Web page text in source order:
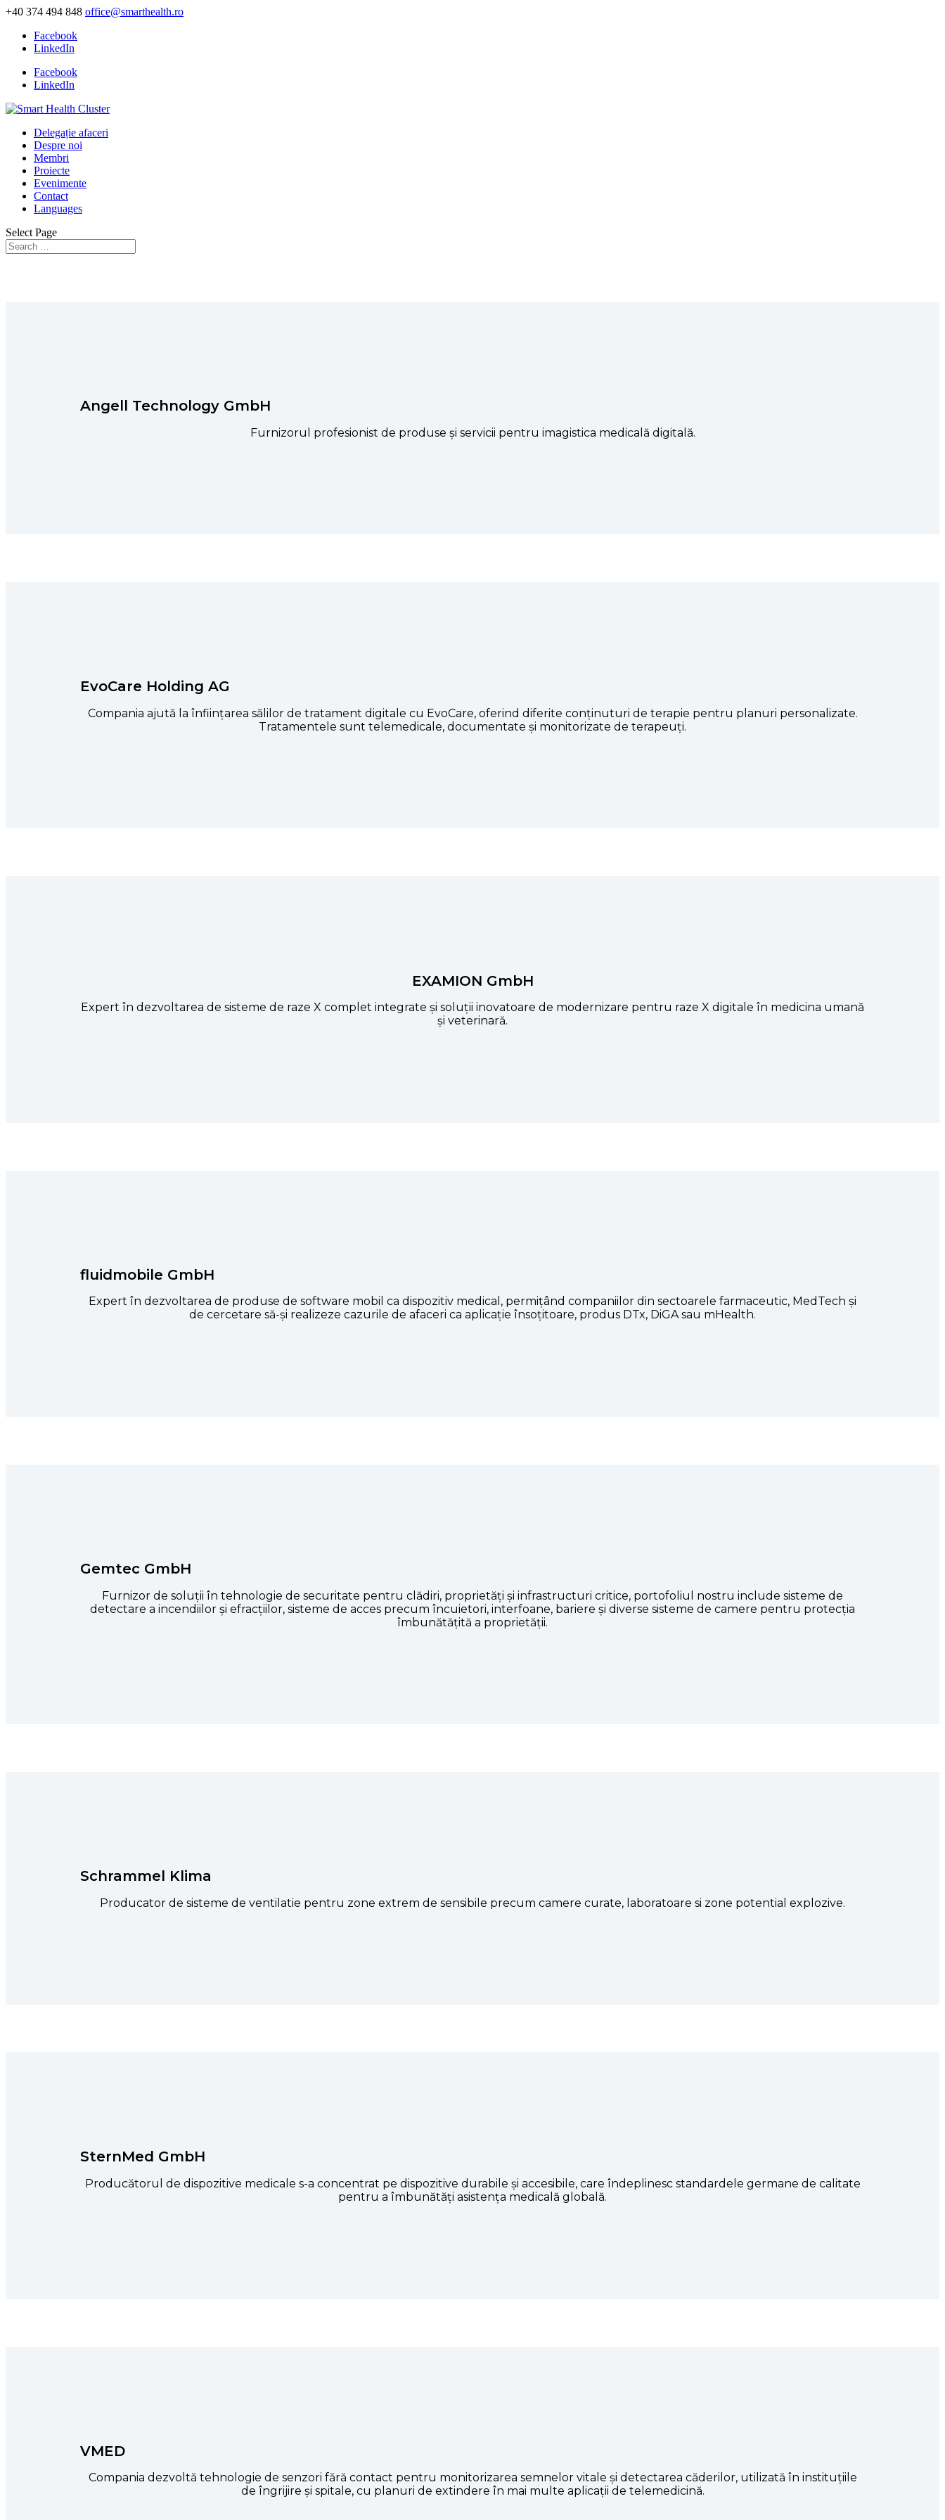
+40 374 494 848 office@smarthealth.ro
Facebook
LinkedIn
Facebook
LinkedIn
Delegație afaceri
Despre noi
Membri
Proiecte
Evenimente
Contact
Languages
Select Page
Angell Technology GmbH
Furnizorul profesionist de produse și servicii pentru imagistica medicală digitală.
EvoCare Holding AG
Compania ajută la înființarea sălilor de tratament digitale cu EvoCare, oferind diferite conținuturi de terapie pentru planuri personalizate.
Tratamentele sunt telemedicale, documentate și monitorizate de terapeuți.
EXAMION GmbH
Expert în dezvoltarea de sisteme de raze X complet integrate și soluții inovatoare de modernizare pentru raze X digitale în medicina umană
și veterinară.
fluidmobile GmbH
Expert în dezvoltarea de produse de software mobil ca dispozitiv medical, permițând companiilor din sectoarele farmaceutic, MedTech și
de cercetare să-și realizeze cazurile de afaceri ca aplicație însoțitoare, produs DTx, DiGA sau mHealth.
Gemtec GmbH
Furnizor de soluții în tehnologie de securitate pentru clădiri, proprietăți și infrastructuri critice, portofoliul nostru include sisteme de
detectare a incendiilor și efracțiilor, sisteme de acces precum încuietori, interfoane, bariere și diverse sisteme de camere pentru protecția
îmbunătățită a proprietății.
Schrammel Klima
Producator de sisteme de ventilatie pentru zone extrem de sensibile precum camere curate, laboratoare si zone potential explozive.
SternMed GmbH
Producătorul de dispozitive medicale s-a concentrat pe dispozitive durabile și accesibile, care îndeplinesc standardele germane de calitate
pentru a îmbunătăți asistența medicală globală.
VMED
Compania dezvoltă tehnologie de senzori fără contact pentru monitorizarea semnelor vitale și detectarea căderilor, utilizată în instituțiile
de îngrijire și spitale, cu planuri de extindere în mai multe aplicații de telemedicină.